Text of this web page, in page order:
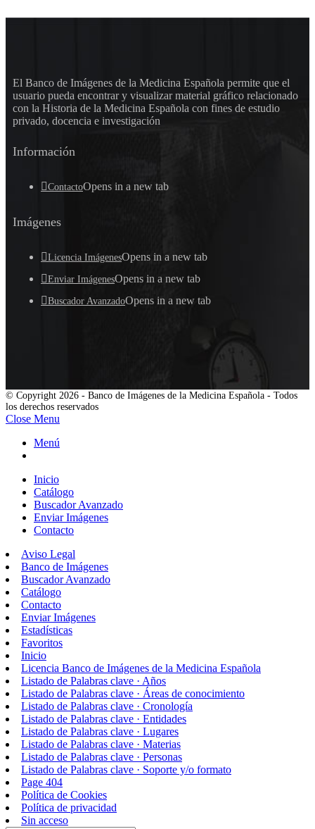
El Banco de Imágenes de la Medicina Española permite que el
usuario pueda encontrar y visualizar material gráfico relacionado
con la Historia de la Medicina Española con fines de estudio
privado, docencia e investigación
Información
ContactoOpens in a new tab
Imágenes
Licencia ImágenesOpens in a new tab
Enviar ImágenesOpens in a new tab
Buscador AvanzadoOpens in a new tab
© Copyright 2026 - Banco de Imágenes de la Medicina Española - Todos
los derechos reservados
Close Menu
Menú
Inicio
Catálogo
Buscador Avanzado
Enviar Imágenes
Contacto
Aviso Legal
Banco de Imágenes
Buscador Avanzado
Catálogo
Contacto
Enviar Imágenes
Estadísticas
Favoritos
Inicio
Licencia Banco de Imágenes de la Medicina Española
Listado de Palabras clave · Años
Listado de Palabras clave · Áreas de conocimiento
Listado de Palabras clave · Cronología
Listado de Palabras clave · Entidades
Listado de Palabras clave · Lugares
Listado de Palabras clave · Materias
Listado de Palabras clave · Personas
Listado de Palabras clave · Soporte y/o formato
Page 404
Política de Cookies
Política de privacidad
Sin acceso